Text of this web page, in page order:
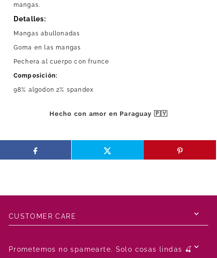
mangas.
Detalles:
Mangas abullonadas
Goma en las mangas
Pechera al cuerpo con frunce
Composición:
98% algodon 2% spandex
Hecho con amor en Paraguay 🇵🇾
CUSTOMER CARE
Prometemos no spamearte. Solo cosas lindas 🍒